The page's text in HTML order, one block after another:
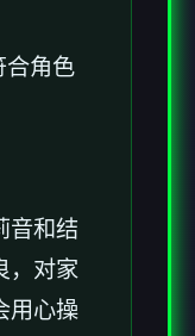
合角色
音和结
，对家
用心操